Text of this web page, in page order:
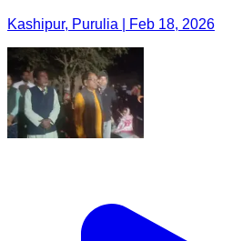
Kashipur, Purulia | Feb 18, 2026